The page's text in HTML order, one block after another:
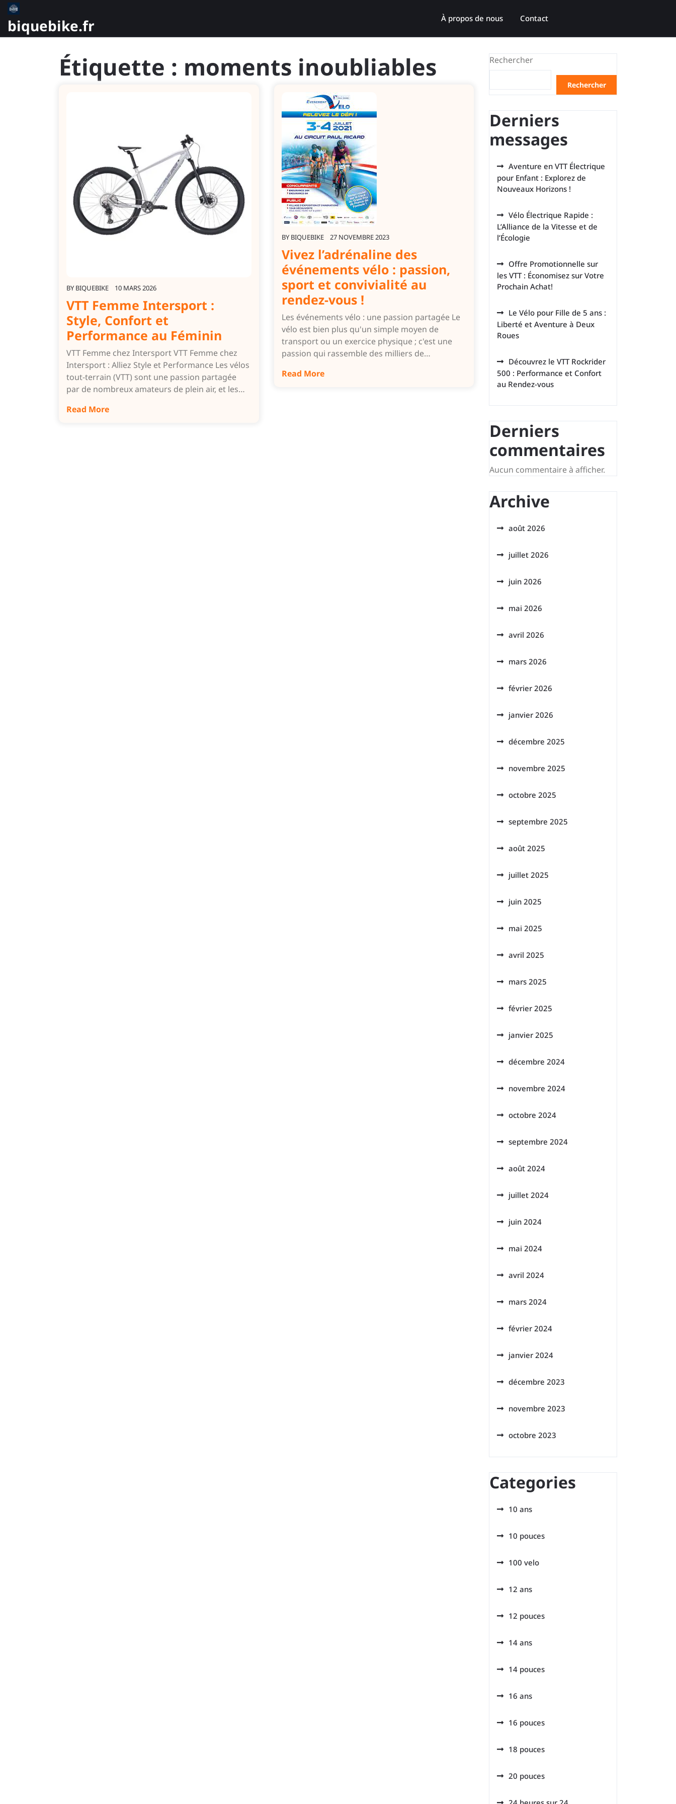
Skip
content
biquebike.fr À propos de nous Contact
Étiquette : moments inoubliables
BY BIQUEBIKE 10 MARS 2026
VTT Femme Intersport :
Style, Confort et
Performance au Féminin
VTT Femme chez Intersport VTT Femme chez
Intersport : Alliez Style et Performance Les vélos
tout-terrain (VTT) sont une passion partagée
par de nombreux amateurs de plein air, et les…
Read More
BY BIQUEBIKE 27 NOVEMBRE 2023
Vivez l’adrénaline des
événements vélo : passion,
sport et convivialité au
rendez-vous !
Les événements vélo : une passion partagée Le
vélo est bien plus qu'un simple moyen de
transport ou un exercice physique ; c'est une
passion qui rassemble des milliers de…
Read More
Rechercher
Rechercher
Derniers
messages
Aventure en VTT Électrique
pour Enfant : Explorez de
Nouveaux Horizons !
Vélo Électrique Rapide :
L’Alliance de la Vitesse et de
l’Écologie
Offre Promotionnelle sur
les VTT : Économisez sur Votre
Prochain Achat!
Le Vélo pour Fille de 5 ans :
Liberté et Aventure à Deux
Roues
Découvrez le VTT Rockrider
500 : Performance et Confort
au Rendez-vous
Derniers
commentaires
Aucun commentaire à afficher.
Archive
août 2026
juillet 2026
juin 2026
mai 2026
avril 2026
mars 2026
février 2026
janvier 2026
décembre 2025
novembre 2025
octobre 2025
septembre 2025
août 2025
juillet 2025
juin 2025
mai 2025
avril 2025
mars 2025
février 2025
janvier 2025
décembre 2024
novembre 2024
octobre 2024
septembre 2024
août 2024
juillet 2024
juin 2024
mai 2024
avril 2024
mars 2024
février 2024
janvier 2024
décembre 2023
novembre 2023
octobre 2023
Categories
10 ans
10 pouces
100 velo
12 ans
12 pouces
14 ans
14 pouces
16 ans
16 pouces
18 pouces
20 pouces